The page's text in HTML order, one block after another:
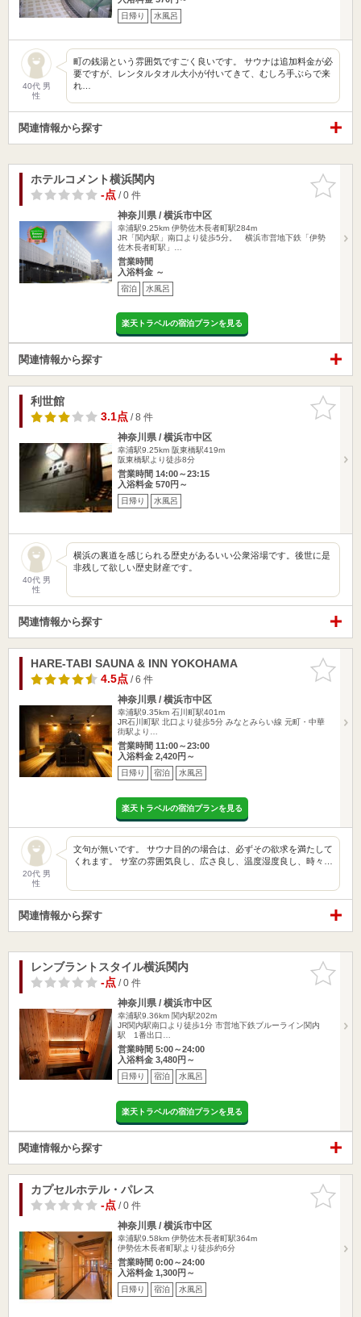
日帰り 水風呂
40代 男
性
町の銭湯という雰囲気ですごく良いです。 サウナは追加料金が必
要ですが、レンタルタオル大小が付いてきて、むしろ手ぶらで来
れ…
関連情報から探す
お気に入
りに追加
ホテルコメント横浜関内
-点/ 0 件
神奈川県 / 横浜市中区
幸浦駅9.25km 伊勢佐木長者町駅284m
JR「関内駅」南口より徒歩5分。 横浜市営地下鉄「伊勢
佐木長者町駅」…
営業時間
入浴料金 ～
宿泊 水風呂
楽天トラベルの宿泊プランを見る
関連情報から探す
お気に入
りに追加
利世館
3.1点/ 8 件
神奈川県 / 横浜市中区
幸浦駅9.25km 阪東橋駅419m
阪東橋駅より徒歩8分
営業時間 14:00～23:15
入浴料金 570円～
日帰り 水風呂
40代 男
性
横浜の裏道を感じられる歴史があるいい公衆浴場です。後世に是
非残して欲しい歴史財産です。
関連情報から探す
お気に入
りに追加
HARE-TABI SAUNA & INN YOKOHAMA
4.5点/ 6 件
神奈川県 / 横浜市中区
幸浦駅9.35km 石川町駅401m
JR石川町駅 北口より徒歩5分 みなとみらい線 元町・中華
街駅より…
営業時間 11:00～23:00
入浴料金 2,420円～
日帰り 宿泊 水風呂
楽天トラベルの宿泊プランを見る
20代 男
性
文句が無いです。 サウナ目的の場合は、必ずその欲求を満たして
くれます。 サ室の雰囲気良し、広さ良し、温度湿度良し、時々…
関連情報から探す
お気に入
りに追加
レンブラントスタイル横浜関内
-点/ 0 件
神奈川県 / 横浜市中区
幸浦駅9.36km 関内駅202m
JR関内駅南口より徒歩1分 市営地下鉄ブルーライン関内
駅 1番出口…
営業時間 5:00～24:00
入浴料金 3,480円～
日帰り 宿泊 水風呂
楽天トラベルの宿泊プランを見る
関連情報から探す
お気に入
りに追加
カプセルホテル・パレス
-点/ 0 件
神奈川県 / 横浜市中区
幸浦駅9.58km 伊勢佐木長者町駅364m
伊勢佐木長者町駅より徒歩約6分
営業時間 0:00～24:00
入浴料金 1,300円～
日帰り 宿泊 水風呂